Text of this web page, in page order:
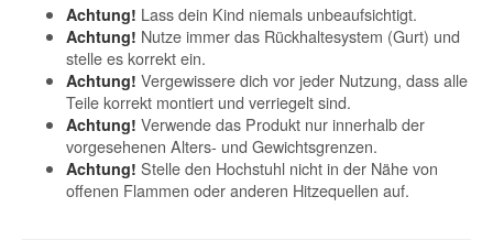
Achtung! Lass dein Kind niemals unbeaufsichtigt.
Achtung! Nutze immer das Rückhaltesystem (Gurt) und
stelle es korrekt ein.
Achtung! Vergewissere dich vor jeder Nutzung, dass alle
Teile korrekt montiert und verriegelt sind.
Achtung! Verwende das Produkt nur innerhalb der
vorgesehenen Alters- und Gewichtsgrenzen.
Achtung! Stelle den Hochstuhl nicht in der Nähe von
offenen Flammen oder anderen Hitzequellen auf.